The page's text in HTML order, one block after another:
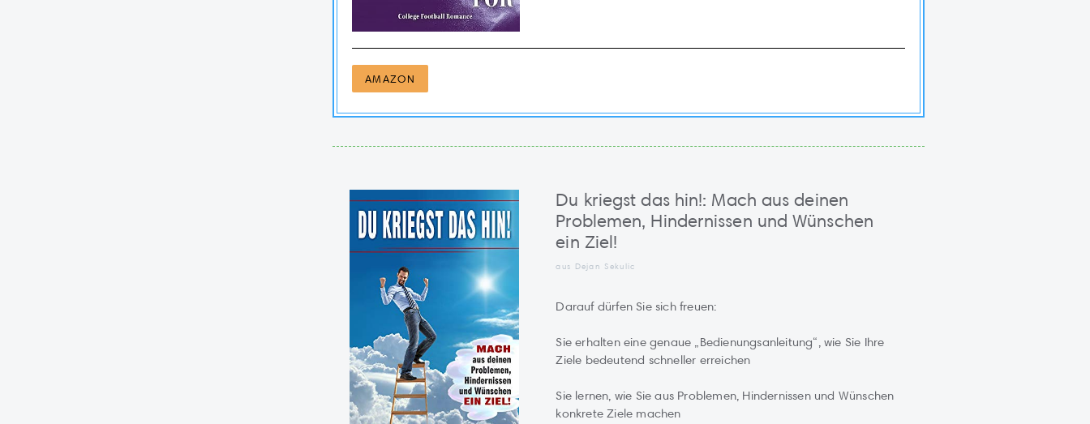
AMAZON
Du kriegst das hin!: Mach aus deinen
Problemen, Hindernissen und Wünschen
ein Ziel!
aus Dejan Sekulic
Darauf dürfen Sie sich freuen:
Sie erhalten eine genaue „Bedienungsanleitung“, wie Sie Ihre
Ziele bedeutend schneller erreichen
Sie lernen, wie Sie aus Problemen, Hindernissen und Wünschen
konkrete Ziele machen